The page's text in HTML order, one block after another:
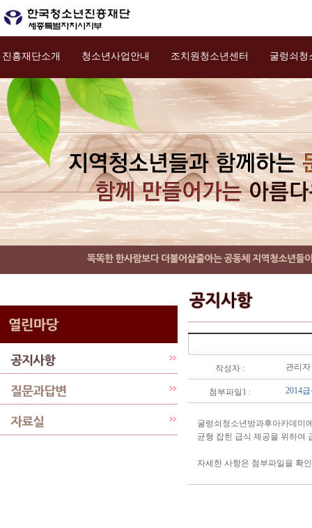
진흥재단소개 청소년사업안내 조치원청소년센터 굴렁쇠청
작성자 : 관리자
첨부파일1 : 2014
굴렁쇠청소년방과후아카데미
균형 잡힌 급식 제공을 위하여
자세한 사항은 첨부파일을 확